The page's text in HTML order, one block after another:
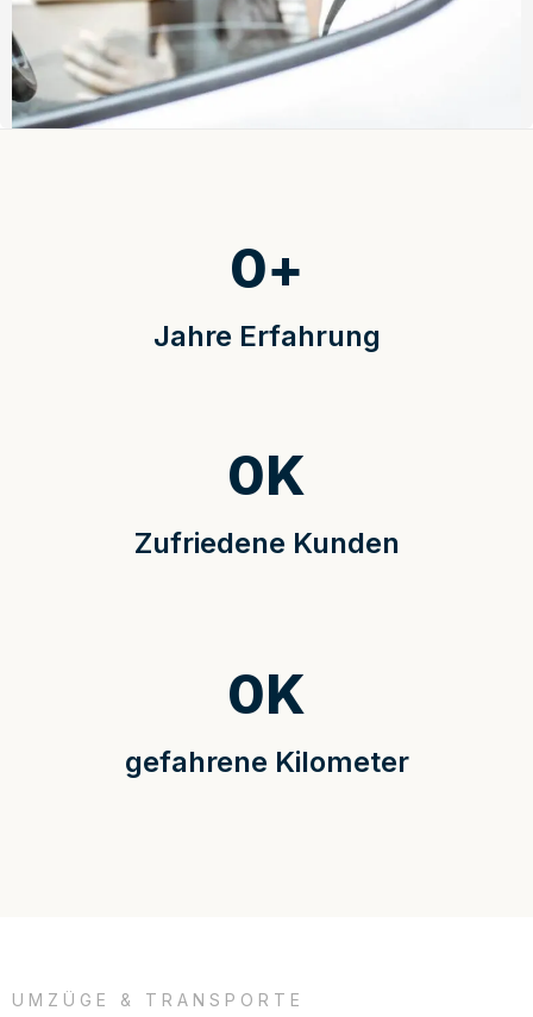
Jahre Erfahrung
0+
Zufriedene Kunden
0K
gefahrene Kilometer
0K
UMZÜGE & TRANSPORTE